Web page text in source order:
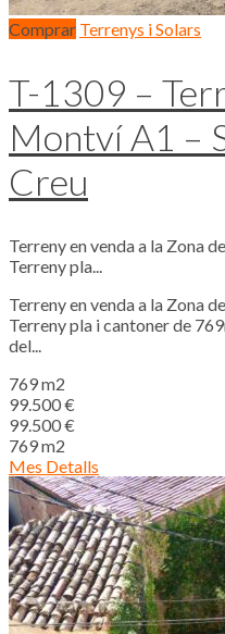
Comprar Terrenys i Solars
T-1309 –
Montví A1 –
Creu
Terreny en venda a la Zona
Terreny pla...
Terreny en venda a la Zona
Terreny pla i cantoner de
del...
769 m2
99.500 €
99.500 €
769 m2
Mes Detalls